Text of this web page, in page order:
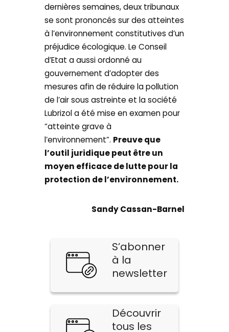
dernières semaines, deux tribunaux
se sont prononcés sur des atteintes
à l’environnement constitutives d’un
préjudice écologique. Le Conseil
d’Etat a aussi ordonné au
gouvernement d’adopter des
mesures afin de réduire la pollution
de l’air sous astreinte et la société
Lubrizol a été mise en examen pour
“atteinte grave à
l’environnement”. Preuve que
l’outil juridique peut être un
moyen efficace de lutte pour la
protection de l’environnement.
Sandy Cassan-Barnel
S’abonner
à la
newsletter
Découvrir
tous les